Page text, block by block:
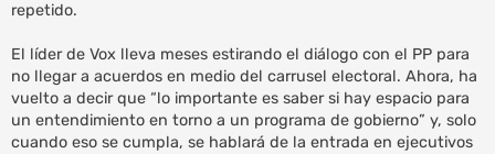
repetido.
El líder de Vox lleva meses estirando el diálogo con el PP para
no llegar a acuerdos en medio del carrusel electoral. Ahora, ha
vuelto a decir que “lo importante es saber si hay espacio para
un entendimiento en torno a un programa de gobierno” y, solo
cuando eso se cumpla, se hablará de la entrada en ejecutivos